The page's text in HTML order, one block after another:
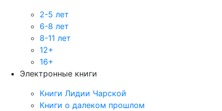
2-5 лет
6-8 лет
8-11 лет
12+
16+
Электронные книги
Книги Лидии Чарской
Книги о далеком прошлом